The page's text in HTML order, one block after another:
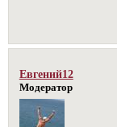
Евгений12
Модератор